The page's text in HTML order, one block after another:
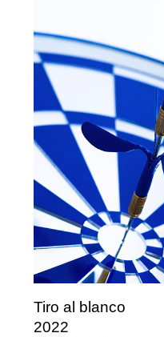
Tiro al blanco
2022